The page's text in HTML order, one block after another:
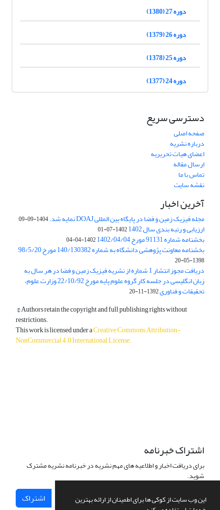
این وب سایت از کوکی ها برای اطمینان از ارائه بهترین
دوره 27 (1380)
دوره 26 (1379)
دوره 25 (1378)
دوره 24 (1377)
دسترسی سریع
صفحه اصلی
درباره نشریه
اعضای هیات تحریریه
ارسال مقاله
تماس با ما
نقشه سایت
آخرین اخبار
مجله فیزیک زمین و فضا در پایگاه بین المللی DOAJ نمایه شد. 1404-09-09
ارزیابی و رتبه بندی سال 1402 1402-07-01
بخشنامه شماره 91131 مورخ 1402/04/04 1402-04-04
بخشنامه معاونت پژوهشی دانشگاه به شماره 140/130382 مورخ 98/5/20
1398-05-20
دریافت مجوز انتشار 1 شماره از نشریه فیزیک زمین و فضا در هر سال به
زبان انگلیسی در جلسه کار گروه علوم پایه مورخ 22/10/92 وزارت علوم،
تحقیقات و فناوری1392-11-20
© Authors retain the copyright and full publishing rights without
restrictions.
This work is licensed under aCreative Commons Attribution-
NonCommercial 4.0 International License.
اشتراک خبرنامه
برای دریافت اخبار و اطلاعیه های مهم نشریه در خبرنامه نشریه مشترک
شوید.
اشتراک